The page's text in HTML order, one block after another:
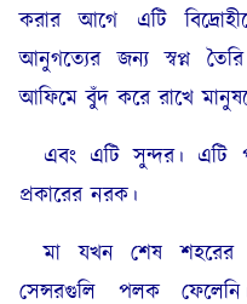
করার আগে এটি
আনুগত্যের জন্য স্বপ্ন
আফিমে বুঁদ করে রাখে
এবং এটি সুন্দর। এটি
প্রকারের নরক।
মা যখন শেষ শহরের
সেন্সরগুলি পলক